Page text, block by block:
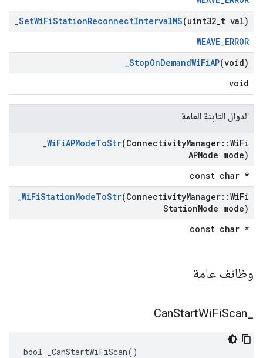
_SetWiFiStationReconnectIntervalMS(uint32 t val)
WEAVE_ERROR
_StopOnDemandWiFiAP(void)
void
الدوال الثابتة العامة
_WiFiAPModeToStr(ConnectivityManager::WiFi
APMode mode)
const char *
_WiFiStationModeToStr(ConnectivityManager::WiFi
StationMode mode)
const char *
وظائف عامة
CanStartWiFiScan
bool _CanStartWiFiScan()